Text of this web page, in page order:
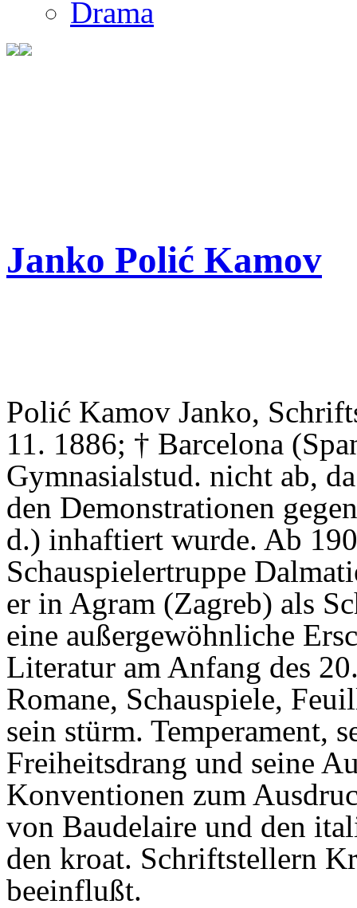
Drama
Janko Polić Kamov
Polić Kamov Janko,
11. 1886; † Barcelona
Gymnasialstud. nicht ab,
den Demonstrationen
d.) inhaftiert wurde. Ab
Schauspielertruppe
er in Agram (Zagreb) als
eine außergewöhnliche
Literatur am Anfang des
Romane, Schauspiele,
sein stürm. Temperament,
Freiheitsdrang und seine
Konventionen zum
von Baudelaire und den
den kroat. Schriftstellern
beeinflußt.